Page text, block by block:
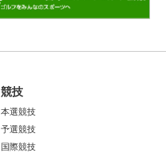
競技
本選競技
予選競技
国際競技